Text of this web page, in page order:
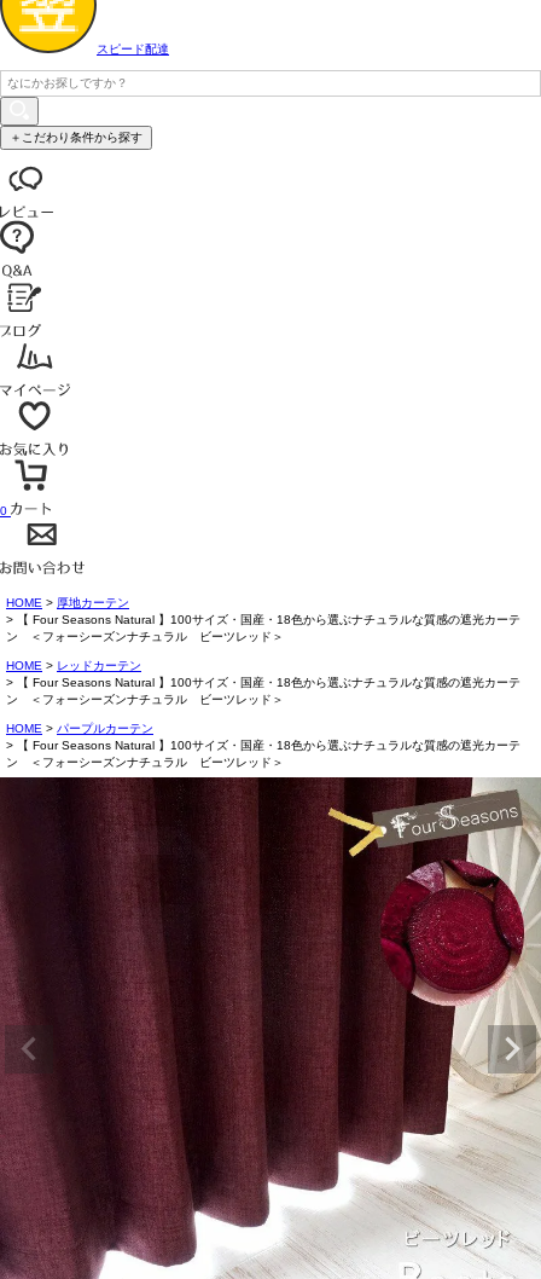
スピード配達
＋こだわり条件から探す
0
HOME
厚地カーテン
【 Four Seasons Natural 】100サイズ・国産・18色から選ぶナチュラルな質感の遮光カーテ
ン ＜フォーシーズンナチュラル ビーツレッド＞
HOME
レッドカーテン
【 Four Seasons Natural 】100サイズ・国産・18色から選ぶナチュラルな質感の遮光カーテ
ン ＜フォーシーズンナチュラル ビーツレッド＞
HOME
パープルカーテン
【 Four Seasons Natural 】100サイズ・国産・18色から選ぶナチュラルな質感の遮光カーテ
ン ＜フォーシーズンナチュラル ビーツレッド＞